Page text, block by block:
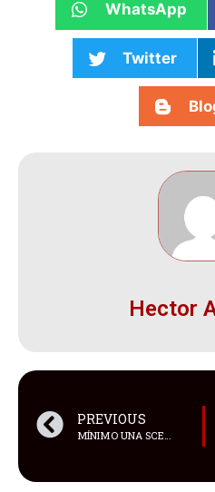
WhatsApp
Twitter
Hector
PREVIOUS